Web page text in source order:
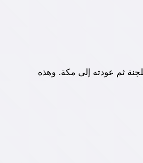
ثم عودته إلى مكة. وهذه